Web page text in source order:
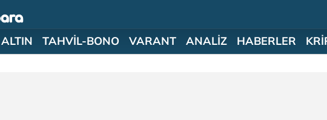
ALTIN TAHVİL-BONO VARANT ANALİZ HABERLER